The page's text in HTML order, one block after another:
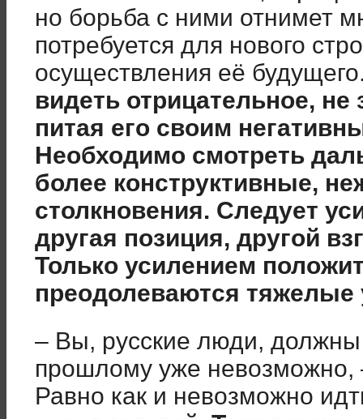
но борьба с ними отнимет
потребуется для нового
осуществления её
видеть отрицательное,
питая его своим
Необходимо смотреть
более конструктивные,
столкновения. Следует
другая позиция, другой
Только усилением
преодолеваются тяжелые
– Вы, русские люди, должны
прошлому уже невозможно,
Равно как и невозможно